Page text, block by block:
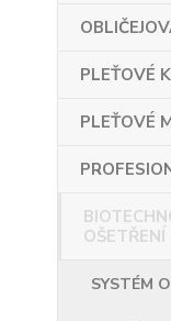
PLEŤOVÉ
PLEŤOVÉ
OŠETŘENÍ
SYSTÉM